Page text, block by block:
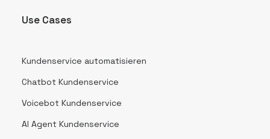
Use Cases
Kundenservice automatisieren
Chatbot Kundenservice
Voicebot Kundenservice
AI Agent Kundenservice